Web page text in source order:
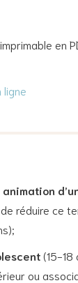
en
ligne
animation
réduire ce
(15-18
ou